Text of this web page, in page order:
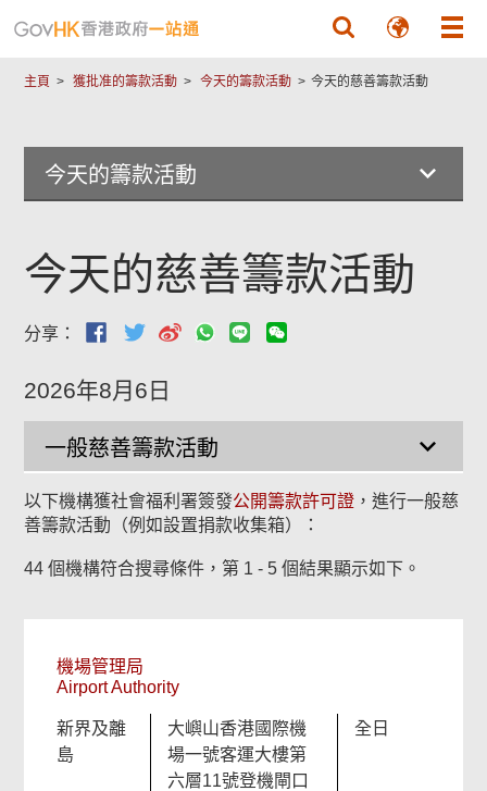
主頁 獲批准的籌款活動 今天的籌款活動 今天的慈善籌款活動
今天的籌款活動
今天的慈善籌款活動
分享：
2026年8月6日
一般慈善籌款活動
以下機構獲社會福利署簽發公開籌款許可證 ，進行一般慈
善籌款活動（例如設置捐款收集箱）：
44 個機構符合搜尋條件，第 1 - 5 個結果顯示如下。
機場管理局
Airport Authority
新界及離
島
大嶼山香港國際機
場一號客運大樓第
六層11號登機閘口
全日
尾
菜